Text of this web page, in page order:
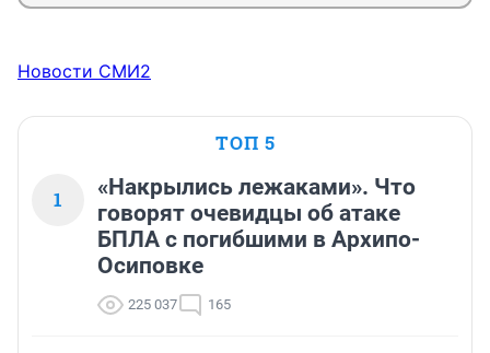
Новости СМИ2
ТОП 5
1
«Накрылись лежаками». Что
говорят очевидцы об атаке
БПЛА с погибшими в Архипо-
Осиповке
225 037 165